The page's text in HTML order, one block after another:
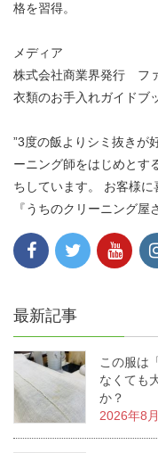
格を習得。
メディア
株式会社商業界発行 フ
衣類のお手入れガイドブ
”3度の飯よりシミ抜きが
ーニング師をはじめとす
ちしています。 お客様に
『うちのクリーニング屋
最新記事
この服は
なくても
か？
2026年8